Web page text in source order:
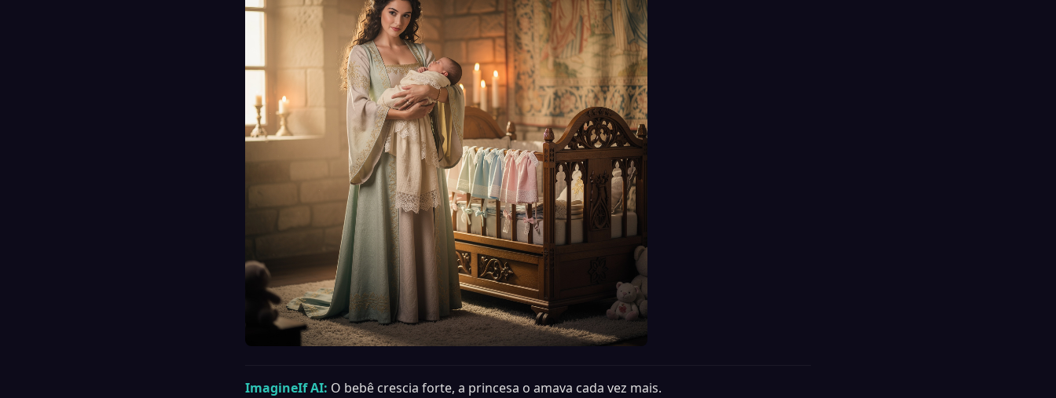
ImagineIf AI: O bebê crescia forte, a princesa o amava cada vez mais.